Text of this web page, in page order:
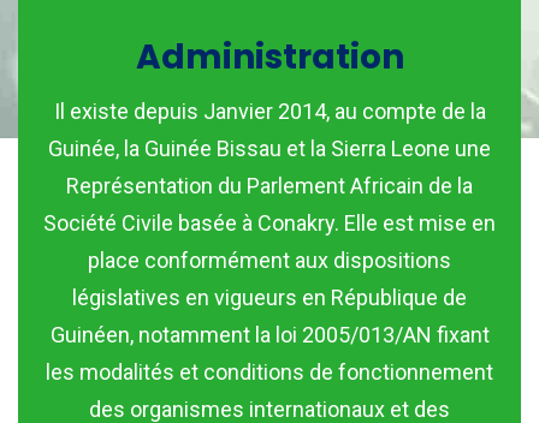
Administration
Il existe depuis Janvier 2014, au compte de la
Guinée, la Guinée Bissau et la Sierra Leone une
Représentation du Parlement Africain de la
Société Civile basée à Conakry. Elle est mise en
place conformément aux dispositions
législatives en vigueurs en République de
Guinéen, notamment la loi 2005/013/AN fixant
les modalités et conditions de fonctionnement
des organismes internationaux et des